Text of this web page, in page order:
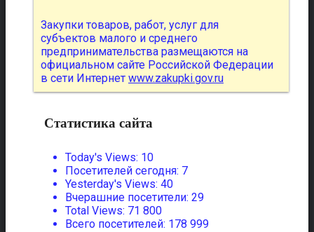
Закупки товаров, работ, услуг для
субъектов малого и среднего
предпринимательства размещаются на
официальном сайте Российской Федерации
в сети Интернет www.zakupki.gov.ru
Статистика сайта
Today's Views: 10
Посетителей сегодня: 7
Yesterday's Views: 40
Вчерашние посетители: 29
Total Views: 71 800
Всего посетителей: 178 999